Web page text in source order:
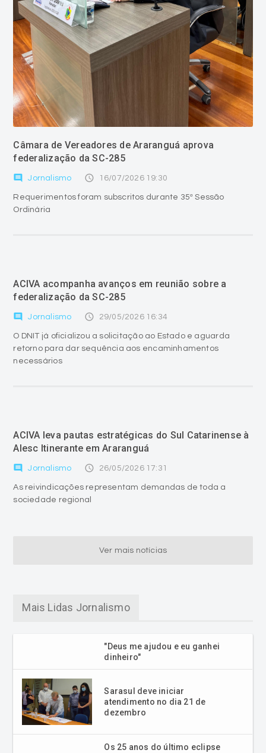
Câmara de Vereadores de Araranguá aprova
federalização da SC-285
comment Jornalismo access_time 16/07/2026 19:30
Requerimentos foram subscritos durante 35ª Sessão
Ordinária
ACIVA acompanha avanços em reunião sobre a
federalização da SC-285
comment Jornalismo access_time 29/05/2026 16:34
O DNIT já oficializou a solicitação ao Estado e aguarda
retorno para dar sequência aos encaminhamentos
necessários
ACIVA leva pautas estratégicas do Sul Catarinense à
Alesc Itinerante em Araranguá
comment Jornalismo access_time 26/05/2026 17:31
As reivindicações representam demandas de toda a
sociedade regional
Ver mais notícias
Mais Lidas Jornalismo
"Deus me ajudou e eu ganhei
dinheiro"
Sarasul deve iniciar
atendimento no dia 21 de
dezembro
Os 25 anos do último eclipse